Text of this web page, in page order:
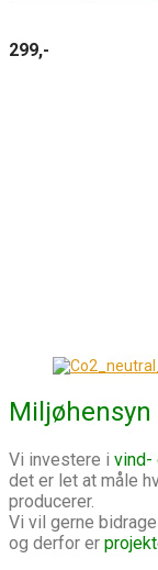
299,-
Miljøhensyn
Vi investere i vind-
det er let at måle
producerer.
Vi vil gerne
og derfor er